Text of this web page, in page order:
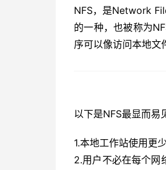
NFS，是Network
的一种，也被称为
序可以像访问本地文
以下是NFS最显而易
1.本地工作站使用更
2.用户不必在每个网